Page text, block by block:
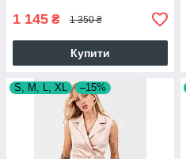
1 145 ₴ 1 350 ₴
Купити
S, M, L, XL –15%